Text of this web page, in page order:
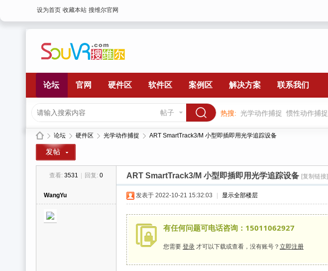
设为首页 收藏本站 搜维尔官网
论坛 官网 硬件区 软件区 案例区 解决方案 联系我们
帖子 热搜: 光学动作捕捉 惯性动作捕捉
论坛
›
硬件区
›
光学动作捕捉
›
ART SmartTrack3/M 小型即插即用光学追踪设备
查看: 3531 回复: 0 ART SmartTrack3/M 小型即插即用光学追踪设备 [复制链接]
WangYu 发表于 2022-10-21 15:32:03 显示全部楼层
有任何问题可电话咨询：15011062927
您需要登录才可以下载或查看，没有账号？立即注册